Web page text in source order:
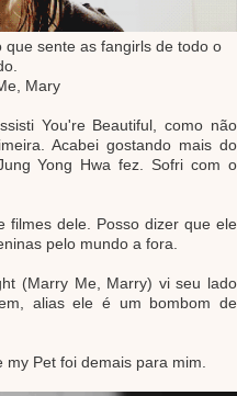
sente as fangirls de todo o
Mary
You're Beautiful, como não
Acabei gostando mais do
Yong Hwa fez. Sofri com o
filmes dele. Posso dizer que ele
pelo mundo a fora.
(Marry Me, Marry) vi seu lado
alias ele é um bombom de
my Pet foi demais para mim.